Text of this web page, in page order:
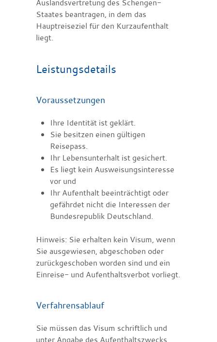
Auslandsvertretung des Schengen-
Staates beantragen, in dem das
Hauptreiseziel für den Kurzaufenthalt
liegt.
Leistungsdetails
Voraussetzungen
Ihre Identität ist geklärt.
Sie besitzen einen gültigen
Reisepass.
Ihr Lebensunterhalt ist gesichert.
Es liegt kein Ausweisungsinteresse
vor und
Ihr Aufenthalt beeinträchtigt oder
gefährdet nicht die Interessen der
Bundesrepublik Deutschland.
Hinweis: Sie erhalten kein Visum, wenn
Sie ausgewiesen, abgeschoben oder
zurückgeschoben worden sind und ein
Einreise- und Aufenthaltsverbot vorliegt.
Verfahrensablauf
Sie müssen das Visum schriftlich und
unter Angabe des Aufenthaltszwecks